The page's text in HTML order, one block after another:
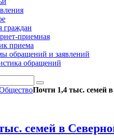
граждан
приемная
приема
обращений и заявлений
обращений
Почти 1,4 тыс. семей
семей в